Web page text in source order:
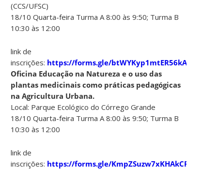
(CCS/UFSC)
18/10 Quarta-feira Turma A 8:00 às 9:50; Turma B
10:30 às 12:00
link de
inscrições: https://forms.gle/btWYKyp1mtER56kA7
Oficina Educação na Natureza e o uso das
plantas medicinais como práticas pedagógicas
na Agricultura Urbana.
Local: Parque Ecológico do Córrego Grande
18/10 Quarta-feira Turma A 8:00 às 9:50; Turma B
10:30 às 12:00
link de
inscrições: https://forms.gle/KmpZSuzw7xKHAkCF6